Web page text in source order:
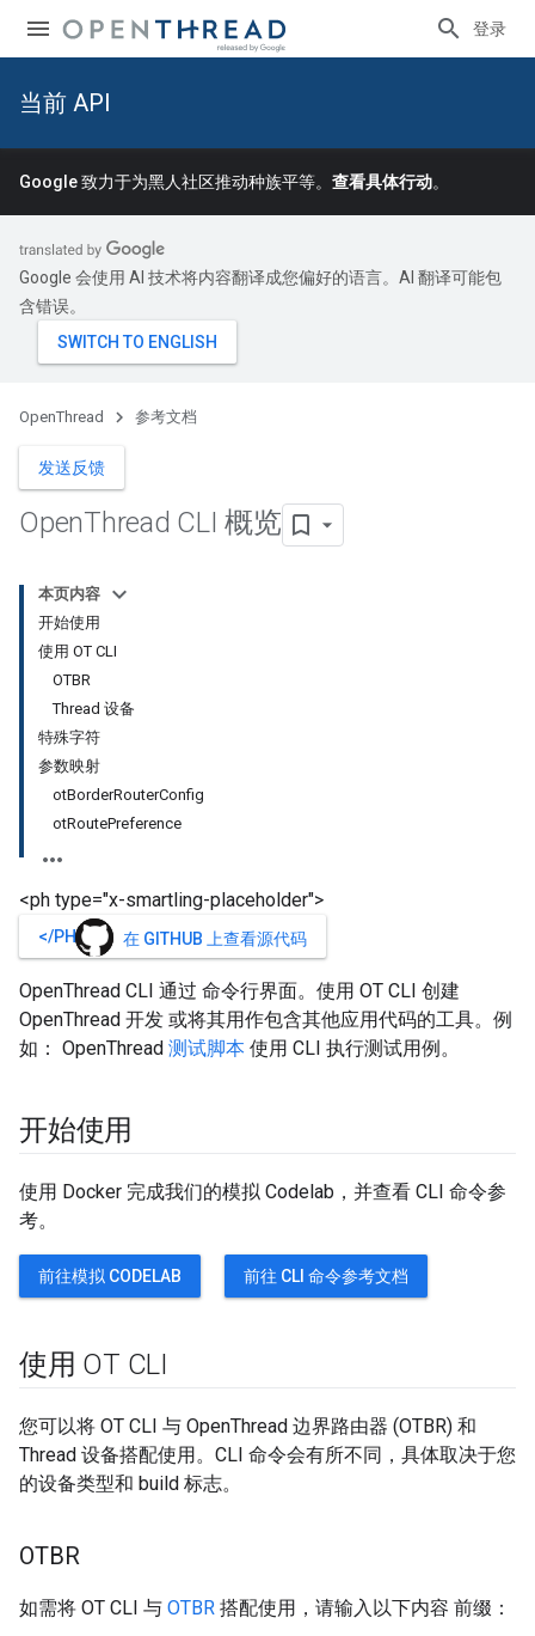
登录
当前 API
Google 致力于为黑人社区推动种族平等。 查看具体行动。
Google 会使用 AI 技术将内容翻译成您偏好的语言。AI 翻译可能包
含错误。
OpenThread 参考文档
发送反馈
OpenThread CLI 概览
本页内容
开始使用
使用 OT CLI
OTBR
Thread 设备
特殊字符
参数映射
otBorderRouterConfig
otRoutePreference
<ph type="x-smartling-placeholder">
</PH> 在 GITHUB 上查看源代码
OpenThread CLI 通过 命令行界面。使用 OT CLI 创建
OpenThread 开发 或将其用作包含其他应用代码的工具。例
如： OpenThread 测试脚本 使用 CLI 执行测试用例。
开始使用
使用 Docker 完成我们的模拟 Codelab，并查看 CLI 命令参
考。
前往模拟 CODELAB 前往 CLI 命令参考文档
使用 OT CLI
您可以将 OT CLI 与 OpenThread 边界路由器 (OTBR) 和
Thread 设备搭配使用。CLI 命令会有所不同，具体取决于您
的设备类型和 build 标志。
OTBR
如需将 OT CLI 与 OTBR 搭配使用，请输入以下内容 前缀：